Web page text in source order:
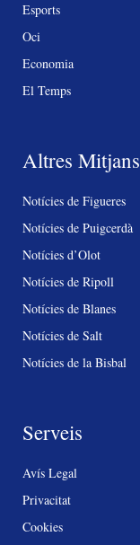
Esports
Oci
Economia
El Temps
Altres Mitjans
Notícies de Figueres
Notícies de Puigcerdà
Notícies d’Olot
Notícies de Ripoll
Notícies de Blanes
Notícies de Salt
Notícies de la Bisbal
Serveis
Avís Legal
Privacitat
Cookies